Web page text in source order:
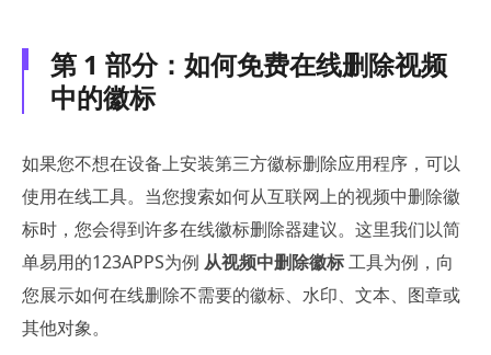
第 1 部分：如何免费在线删除视频
中的徽标
如果您不想在设备上安装第三方徽标删除应用程序，可以
使用在线工具。当您搜索如何从互联网上的视频中删除徽
标时，您会得到许多在线徽标删除器建议。这里我们以简
单易用的123APPS为例 从视频中删除徽标工具为例，向
您展示如何在线删除不需要的徽标、水印、文本、图章或
其他对象。